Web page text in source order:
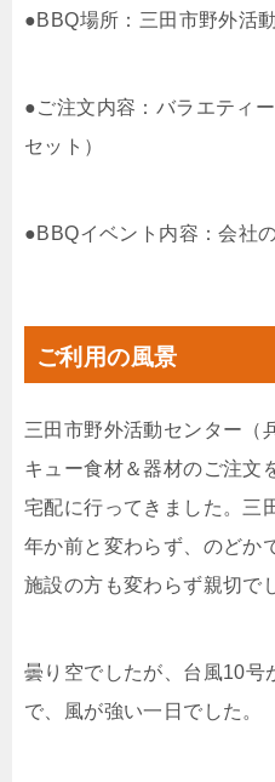
●BBQ場所：三田市野外活
●ご注文内容：バラエティ
セット）
●BBQイベント内容：会社
ご利用の風景
三田市野外活動センター（
キュー食材＆器材のご注文
宅配に行ってきました。三
年か前と変わらず、のどか
施設の方も変わらず親切で
曇り空でしたが、台風10号
で、風が強い一日でした。